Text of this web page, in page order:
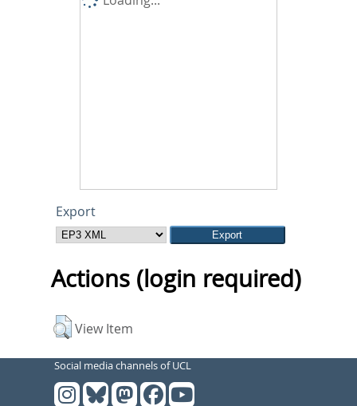
Export
Actions (login required)
View Item
Social media channels of UCL